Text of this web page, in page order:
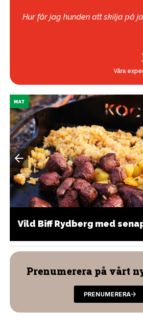
Hur får jag hunden att skilja på
Våra
MAT
Vild Biff Rydberg med
Prenumerera på vårt
PRENUMERERA